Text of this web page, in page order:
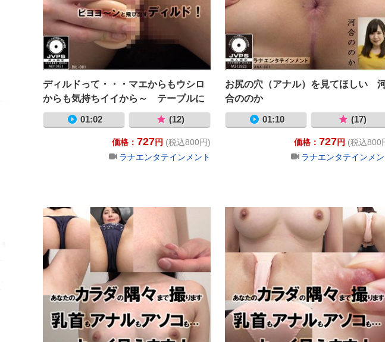
ディルドって・・・マエからもウシロ
からも気持ちイイから～ テーブルに
付けてＭ字開脚でイキました ビヨヨ
～ンと飛び出すディルド！ 河合
01:02 (12)
価格： 727円 (税込800円)
ラナエンタテインメント
お尻の穴（アナル）を見てほしい
合ののか
01:10 (17)
価格： 727円 (税込800
ラナエンタテインメン
あなたのカラダの隅々まで撮ります 乳首